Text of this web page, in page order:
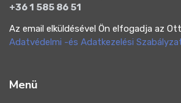
+36 1 585 86 51
Az email elküldésével Ön elfogadja az
Adatvédelmi -és Adatkezelési
Menü